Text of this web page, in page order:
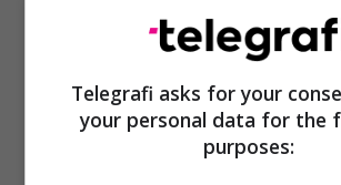
Telegrafi asks for your
your personal data for the
purposes: